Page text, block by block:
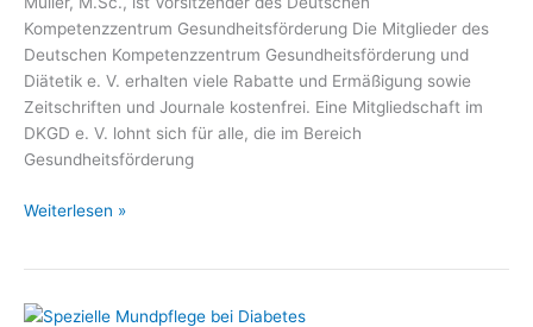
Kompetenzzentrum Gesundheitsförderung Die Mitglieder des
Deutschen Kompetenzzentrum Gesundheitsförderung und
Diätetik e. V. erhalten viele Rabatte und Ermäßigung sowie
Zeitschriften und Journale kostenfrei. Eine Mitgliedschaft im
DKGD e. V. lohnt sich für alle, die im Bereich
Gesundheitsförderung
Gratis,
und
Weiterlesen »